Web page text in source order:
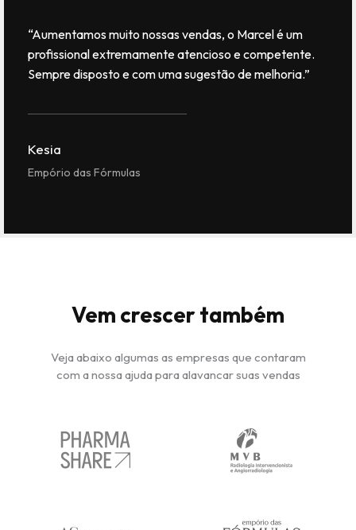
“Aumentamos muito nossas vendas, o Marcel é um
profissional extremamente atencioso e competente.
Sempre disposto e com uma sugestão de melhoria.”
Kesia
Empório das Fórmulas
Vem crescer também
Veja abaixo algumas as empresas que contaram
com a nossa ajuda para alavancar suas vendas